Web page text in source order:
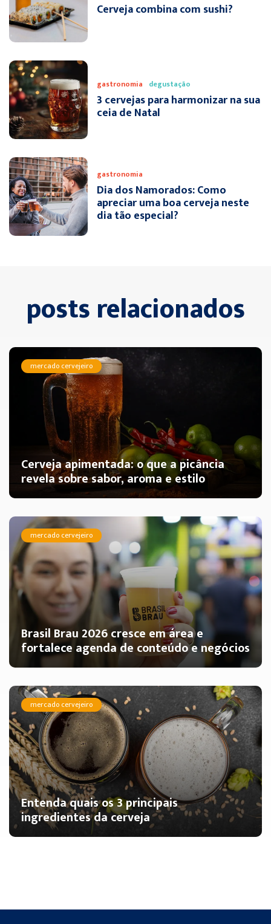
Cerveja combina com sushi?
gastronomia degustação
3 cervejas para harmonizar na sua
ceia de Natal
gastronomia
Dia dos Namorados: Como
apreciar uma boa cerveja neste
dia tão especial?
posts relacionados
mercado cervejeiro
Cerveja apimentada: o que a picância
revela sobre sabor, aroma e estilo
mercado cervejeiro
Brasil Brau 2026 cresce em área e
fortalece agenda de conteúdo e negócios
mercado cervejeiro
Entenda quais os 3 principais
ingredientes da cerveja